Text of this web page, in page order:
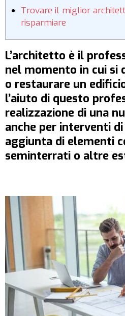
Trovare il miglior
risparmiare
L’architetto è il
nel momento in cui si
o restaurare un
l’aiuto di questo
realizzazione di una
anche per interventi
aggiunta di elementi
seminterrati o altre